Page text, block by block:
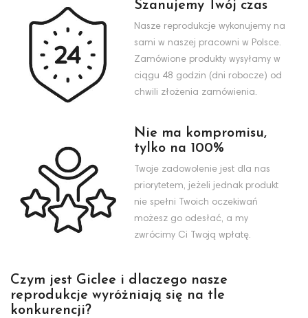
Szanujemy Twój czas
Nasze reprodukcje wykonujemy na
sami w naszej pracowni w Polsce.
Zamówione produkty wysyłamy w
ciągu 48 godzin (dni robocze) od
chwili złożenia zamówienia.
Nie ma kompromisu,
tylko na 100%
Twoje zadowolenie jest dla nas
priorytetem, jeżeli jednak produkt
nie spełni Twoich oczekiwań
możesz go odesłać, a my
zwrócimy Ci Twoją wpłatę.
Czym jest Giclee i dlaczego nasze
reprodukcje wyróżniają się na tle
konkurencji?